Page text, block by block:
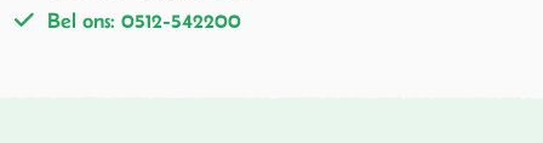
Bel ons: 0512-542200